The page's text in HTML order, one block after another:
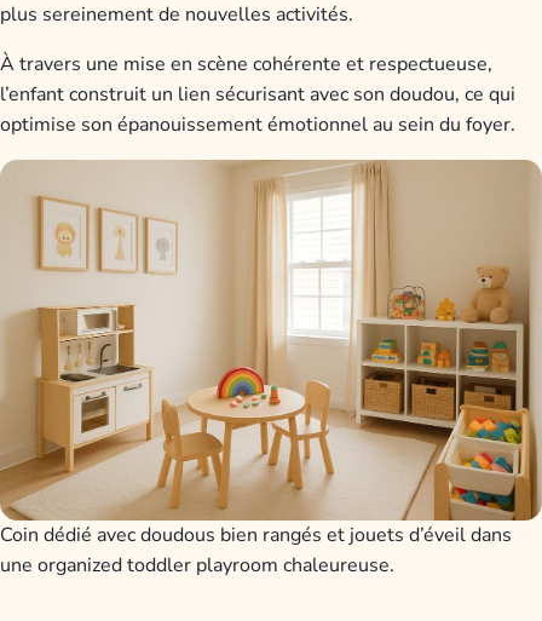
plus sereinement de nouvelles activités.
À travers une mise en scène cohérente et respectueuse,
l’enfant construit un lien sécurisant avec son doudou, ce qui
optimise son épanouissement émotionnel au sein du foyer.
Coin dédié avec doudous bien rangés et jouets d’éveil dans
une organized toddler playroom chaleureuse.